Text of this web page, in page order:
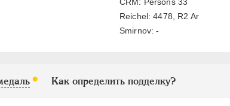
Reichel: 4478, R2 Ar
Smirnov: -
Как определить подделку?